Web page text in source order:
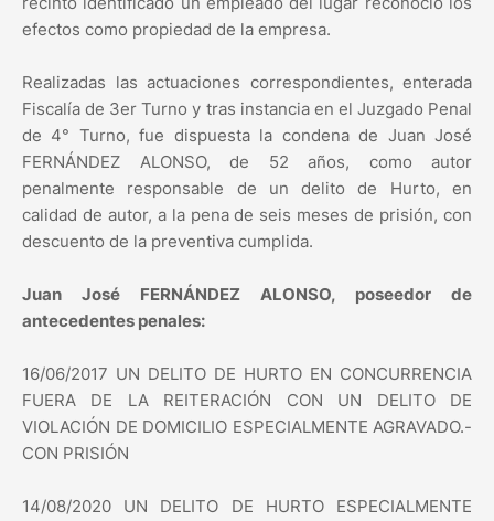
efectos como propiedad de la empresa.
Realizadas las actuaciones correspondientes, enterada
Fiscalía de 3er Turno y tras instancia en el Juzgado Penal
de 4° Turno, fue dispuesta la condena de Juan José
FERNÁNDEZ ALONSO, de 52 años, como autor
penalmente responsable de un delito de Hurto, en
calidad de autor, a la pena de seis meses de prisión, con
descuento de la preventiva cumplida.
Juan José FERNÁNDEZ ALONSO, poseedor de
antecedentes penales:
16/06/2017 UN DELITO DE HURTO EN CONCURRENCIA
FUERA DE LA REITERACIÓN CON UN DELITO DE
VIOLACIÓN DE DOMICILIO ESPECIALMENTE AGRAVADO.-
CON PRISIÓN
14/08/2020 UN DELITO DE HURTO ESPECIALMENTE